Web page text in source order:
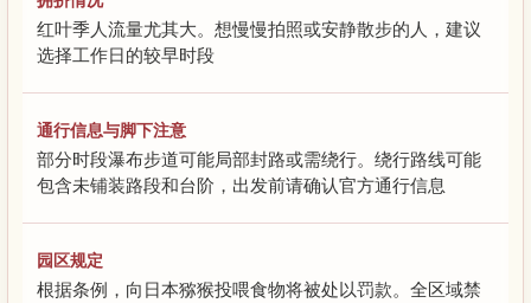
红叶季人流量尤其大。想慢慢拍照或安静散步的人，建议
选择工作日的较早时段
通行信息与脚下注意
部分时段瀑布步道可能局部封路或需绕行。绕行路线可能
包含未铺装路段和台阶，出发前请确认官方通行信息
园区规定
根据条例，向日本猕猴投喂食物将被处以罚款。全区域禁